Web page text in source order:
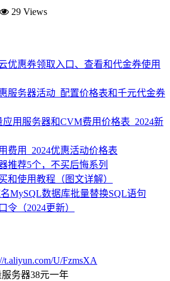
29 Views
优惠券领取入口、查看和代金券使用
服务器活动_配置价格表和千元代金券
用服务器和CVM费用价格表_2024新
费用_2024优惠活动价格表
推荐5个，不买后悔系列
和使用教程（图文详解）
名MySQL数据库批量替换SQL语句
令（2024更新）
t.aliyun.com/U/FzmsXA
务器38元一年